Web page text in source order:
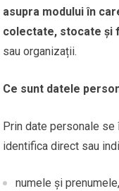
asupra modului în
colectate, stocate și
sau organizații.
Ce sunt datele
Prin date personale
identifica direct sau
numele și prenumele,